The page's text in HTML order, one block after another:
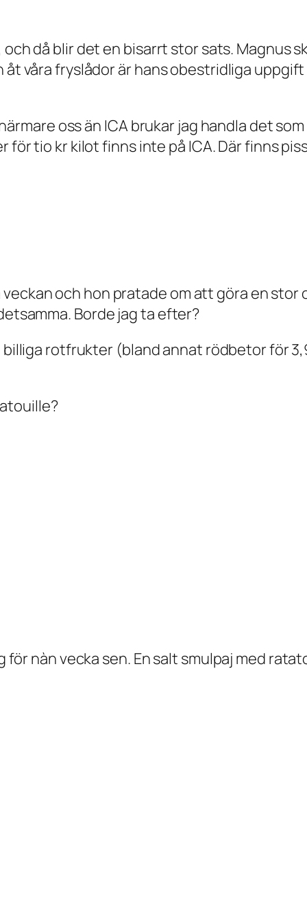
då blir det en bisarrt stor sats. Magnus
våra fryslådor är hans obestridliga
oss än ICA brukar jag handla det
för tio kr kilot finns inte på ICA. Där finns
veckan och hon pratade om att göra en
Borde jag ta efter?
billiga rotfrukter (bland annat rödbetor för
nàn vecka sen. En salt smulpaj med